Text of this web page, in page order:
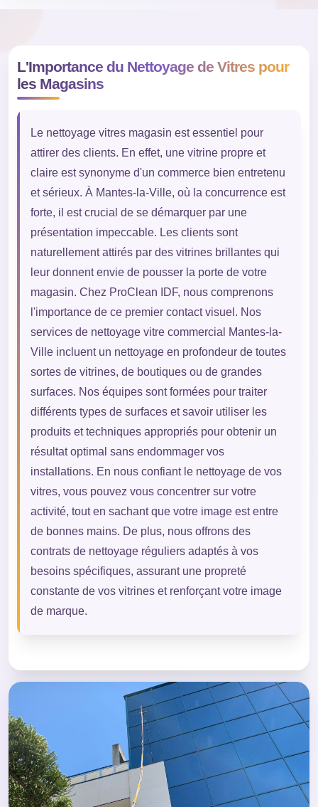
L'Importance du Nettoyage de Vitres pour
les Magasins
Le nettoyage vitres magasin est essentiel pour
attirer des clients. En effet, une vitrine propre et
claire est synonyme d'un commerce bien entretenu
et sérieux. À Mantes-la-Ville, où la concurrence est
forte, il est crucial de se démarquer par une
présentation impeccable. Les clients sont
naturellement attirés par des vitrines brillantes qui
leur donnent envie de pousser la porte de votre
magasin. Chez ProClean IDF, nous comprenons
l'importance de ce premier contact visuel. Nos
services de nettoyage vitre commercial Mantes-la-
Ville incluent un nettoyage en profondeur de toutes
sortes de vitrines, de boutiques ou de grandes
surfaces. Nos équipes sont formées pour traiter
différents types de surfaces et savoir utiliser les
produits et techniques appropriés pour obtenir un
résultat optimal sans endommager vos
installations. En nous confiant le nettoyage de vos
vitres, vous pouvez vous concentrer sur votre
activité, tout en sachant que votre image est entre
de bonnes mains. De plus, nous offrons des
contrats de nettoyage réguliers adaptés à vos
besoins spécifiques, assurant une propreté
constante de vos vitrines et renforçant votre image
de marque.